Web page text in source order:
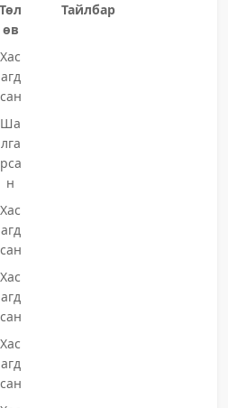
Төл
өв
Тайлбар
Хас
агд
сан
Ша
лга
рса
н
Хас
агд
сан
Хас
агд
сан
Хас
агд
сан